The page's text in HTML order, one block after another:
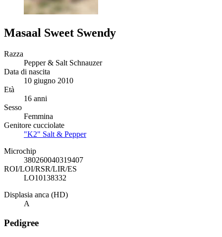
Masaal Sweet Swendy
Razza
Pepper & Salt Schnauzer
Data di nascita
10 giugno 2010
Età
16 anni
Sesso
Femmina
Genitore cucciolate
"K2" Salt & Pepper
Microchip
380260040319407
ROI/LOI/RSR/LIR/ES
LO10138332
Displasia anca (HD)
A
Pedigree